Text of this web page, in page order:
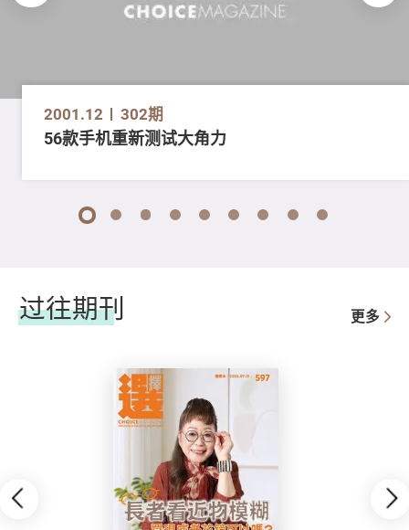
2001.12 302期
56款手机重新测试大角力
1 2 3 4 5 6 7 8 9
过往期刊 更多